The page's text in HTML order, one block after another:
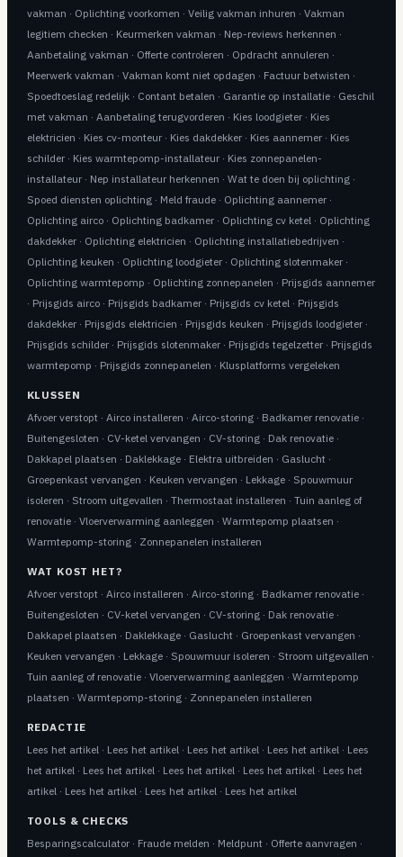
vakman · Oplichting voorkomen · Veilig vakman inhuren · Vakman
legitiem checken · Keurmerken vakman · Nep-reviews herkennen ·
Aanbetaling vakman · Offerte controleren · Opdracht annuleren ·
Meerwerk vakman · Vakman komt niet opdagen · Factuur betwisten ·
Spoedtoeslag redelijk· Contant betalen · Garantie op installatie· Geschil
met vakman · Aanbetaling terugvorderen · Kies loodgieter· Kies
elektricien · Kies cv-monteur· Kies dakdekker· Kies aannemer· Kies
schilder· Kies warmtepomp-installateur· Kies zonnepanelen-
installateur· Nep installateur herkennen · Wat te doen bij oplichting·
Spoed diensten oplichting· Meld fraude· Oplichting aannemer·
Oplichting airco· Oplichting badkamer· Oplichting cv ketel· Oplichting
dakdekker· Oplichting elektricien · Oplichting installatiebedrijven ·
Oplichting keuken · Oplichting loodgieter· Oplichting slotenmaker·
Oplichting warmtepomp · Oplichting zonnepanelen · Prijsgids aannemer
· Prijsgids airco· Prijsgids badkamer· Prijsgids cv ketel· Prijsgids
dakdekker· Prijsgids elektricien · Prijsgids keuken · Prijsgids loodgieter·
Prijsgids schilder· Prijsgids slotenmaker· Prijsgids tegelzetter· Prijsgids
warmtepomp · Prijsgids zonnepanelen · Klusplatforms vergeleken
KLUSSEN
Afvoer verstopt· Airco installeren · Airco-storing· Badkamer renovatie·
Buitengesloten · CV-ketel vervangen · CV-storing· Dak renovatie·
Dakkapel plaatsen · Daklekkage· Elektra uitbreiden · Gaslucht·
Groepenkast vervangen · Keuken vervangen · Lekkage· Spouwmuur
isoleren · Stroom uitgevallen · Thermostaat installeren · Tuin aanleg of
renovatie· Vloerverwarming aanleggen · Warmtepomp plaatsen ·
Warmtepomp-storing· Zonnepanelen installeren
WAT KOST HET?
Afvoer verstopt· Airco installeren · Airco-storing· Badkamer renovatie·
Buitengesloten · CV-ketel vervangen · CV-storing· Dak renovatie·
Dakkapel plaatsen · Daklekkage· Gaslucht· Groepenkast vervangen ·
Keuken vervangen · Lekkage· Spouwmuur isoleren · Stroom uitgevallen ·
Tuin aanleg of renovatie· Vloerverwarming aanleggen · Warmtepomp
plaatsen · Warmtepomp-storing· Zonnepanelen installeren
REDACTIE
Lees het artikel· Lees het artikel· Lees het artikel· Lees het artikel· Lees
het artikel· Lees het artikel· Lees het artikel· Lees het artikel· Lees het
artikel· Lees het artikel· Lees het artikel· Lees het artikel
TOOLS & CHECKS
Besparingscalculator· Fraude melden · Meldpunt· Offerte aanvragen ·